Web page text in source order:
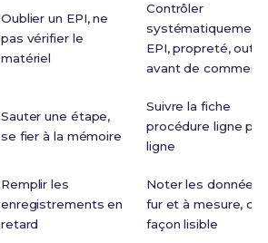
Oublier un EPI, ne
pas vérifier le
matériel
Contrôler
systématiquement
EPI, propreté, outils
avant de
Sauter une étape,
se fier à la mémoire
Suivre la fiche
procédure ligne par
ligne
Remplir les
enregistrements en
retard
Noter les données
fur et à mesure, de
façon lisible